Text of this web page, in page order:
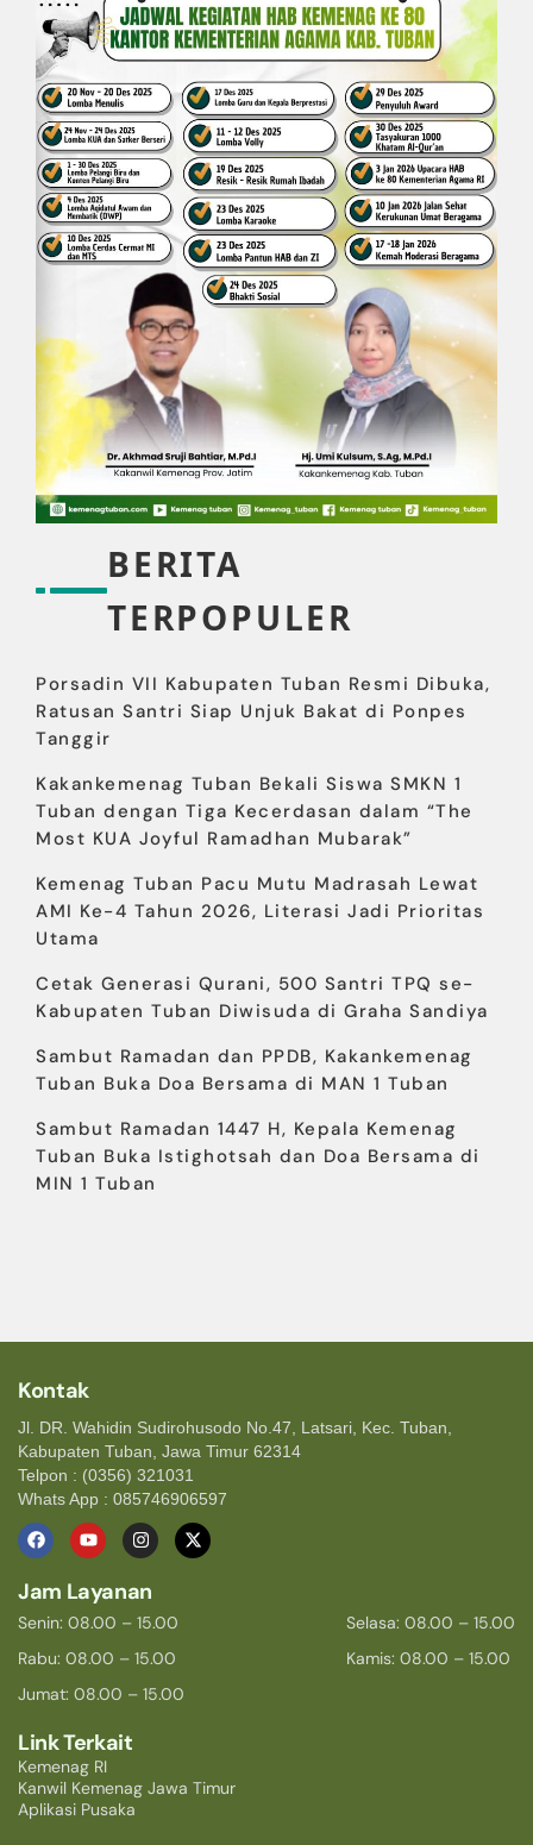
BERITA
TERPOPULER
Porsadin VII Kabupaten Tuban Resmi Dibuka,
Ratusan Santri Siap Unjuk Bakat di Ponpes
Tanggir
Kakankemenag Tuban Bekali Siswa SMKN 1
Tuban dengan Tiga Kecerdasan dalam “The
Most KUA Joyful Ramadhan Mubarak”
Kemenag Tuban Pacu Mutu Madrasah Lewat
AMI Ke-4 Tahun 2026, Literasi Jadi Prioritas
Utama
Cetak Generasi Qurani, 500 Santri TPQ se-
Kabupaten Tuban Diwisuda di Graha Sandiya
Sambut Ramadan dan PPDB, Kakankemenag
Tuban Buka Doa Bersama di MAN 1 Tuban
Sambut Ramadan 1447 H, Kepala Kemenag
Tuban Buka Istighotsah dan Doa Bersama di
MIN 1 Tuban
Kontak
Jl. DR. Wahidin Sudirohusodo No.47, Latsari, Kec. Tuban,
Kabupaten Tuban, Jawa Timur 62314
Telpon : (0356) 321031
Whats App : 085746906597
Jam Layanan
Senin: 08.00 – 15.00
Rabu: 08.00 – 15.00
Jumat: 08.00 – 15.00
Selasa: 08.00 – 15.00
Kamis: 08.00 – 15.00
Link Terkait
Kemenag RI
Kanwil Kemenag Jawa Timur
Aplikasi Pusaka